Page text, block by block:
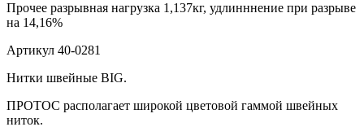
Прочее разрывная нагрузка 1,137кг, удлинннение при разрыве
на 14,16%
Артикул 40-0281
Нитки швейные BIG.
ПРОТОС располагает широкой цветовой гаммой швейных
ниток.